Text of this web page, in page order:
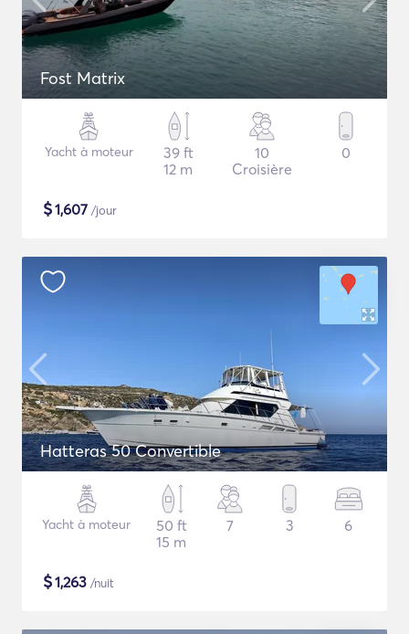
Fost Matrix
Yacht à moteur
39 ft
12 m
10
Croisière
0
$1,607 /jour
Hatteras 50 Convertible
Yacht à moteur
50 ft
15 m
7 3 6
$1,263 /nuit